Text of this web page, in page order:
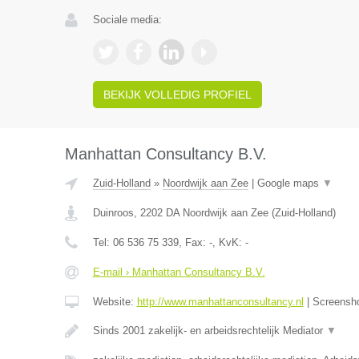
Sociale media:
BEKIJK VOLLEDIG PROFIEL
Manhattan Consultancy B.V.
Zuid-Holland » Noordwijk aan Zee| Google maps ▼
Duinroos, 2202 DA Noordwijk aan Zee(Zuid-Holland)
Tel: 06 536 75 339, Fax: -, KvK: -
E-mail › Manhattan Consultancy B.V.
Website: http://www.manhattanconsultancy.nl
Sinds 2001 zakelijk- en arbeidsrechtelijk Mediator ▼